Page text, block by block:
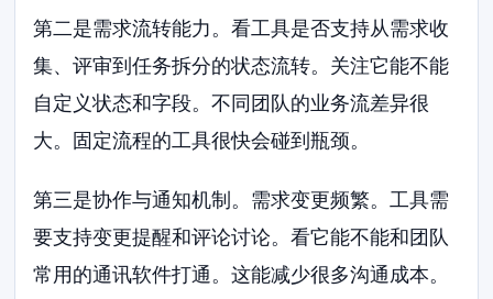
第二是需求流转能力。看工具是否支持从需求收
集、评审到任务拆分的状态流转。关注它能不能
自定义状态和字段。不同团队的业务流差异很
大。固定流程的工具很快会碰到瓶颈。
第三是协作与通知机制。需求变更频繁。工具需
要支持变更提醒和评论讨论。看它能不能和团队
常用的通讯软件打通。这能减少很多沟通成本。